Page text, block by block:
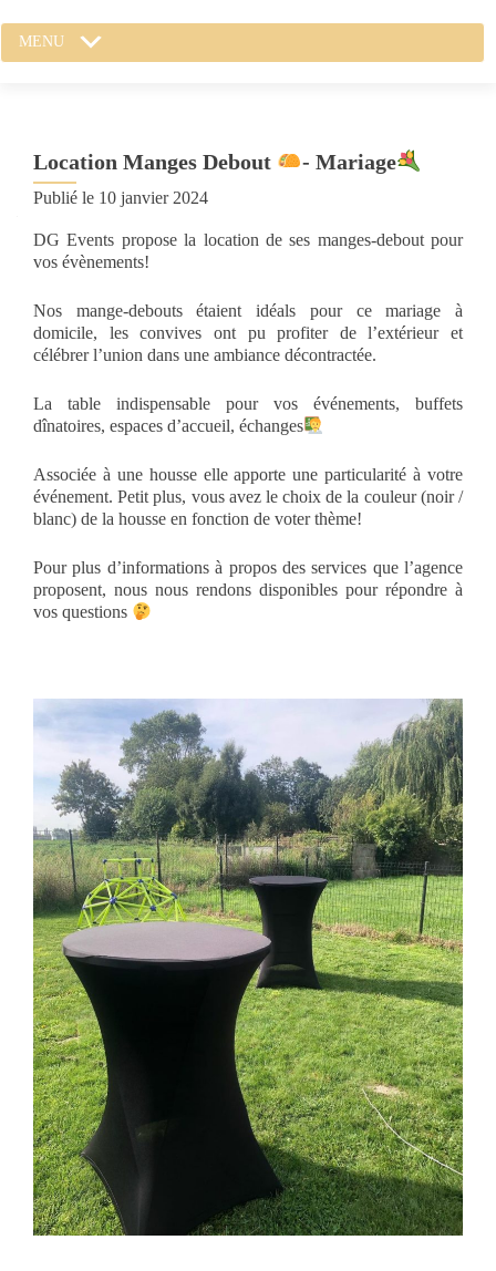
MENU
Location Manges Debout - Mariage
Publié le 10 janvier 2024
DG Events propose la location de ses manges-debout pour
vos évènements!
Nos mange-debouts étaient idéals pour ce mariage à
domicile, les convives ont pu profiter de l’extérieur et
célébrer l’union dans une ambiance décontractée.
La table indispensable pour vos événements, buffets
dînatoires, espaces d’accueil, échanges
Associée à une housse elle apporte une particularité à votre
événement. Petit plus, vous avez le choix de la couleur (noir /
blanc) de la housse en fonction de voter thème!
Pour plus d’informations à propos des services que l’agence
proposent, nous nous rendons disponibles pour répondre à
vos questions